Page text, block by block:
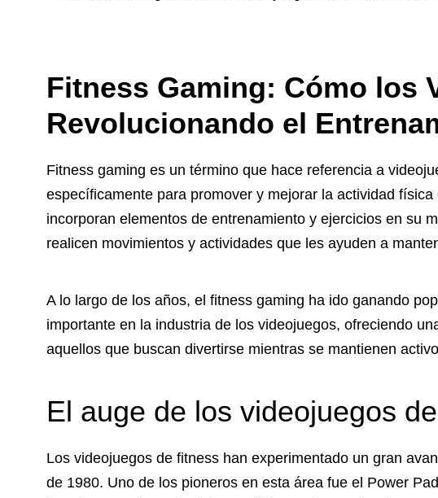
Fitness Gaming: Cómo los
Revolucionando el
Fitness gaming es un término que hace referencia a
específicamente para promover y mejorar la actividad
incorporan elementos de entrenamiento y ejercicios en su
realicen movimientos y actividades que les ayuden a
A lo largo de los años, el fitness gaming ha ido ganando
importante en la industria de los videojuegos, ofreciendo
aquellos que buscan divertirse mientras se mantienen
El auge de los videojuegos
Los videojuegos de fitness han experimentado un gran
de 1980. Uno de los pioneros en esta área fue el Power